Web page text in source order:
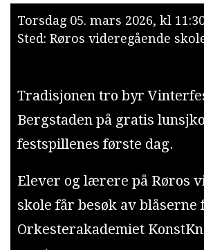
Torsdag 05. mars 2026, kl
Sted: Røros videregående
Tradisjonen tro byr
Bergstaden på gratis
festspillenes første dag.
Elever og lærere på Røros
skole får besøk av blåserne
Orkesterakademiet